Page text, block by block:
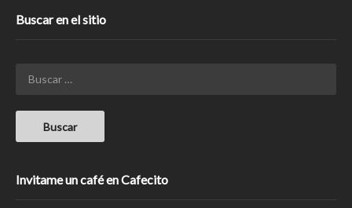
Buscar en el sitio
Invitame un café en Cafecito